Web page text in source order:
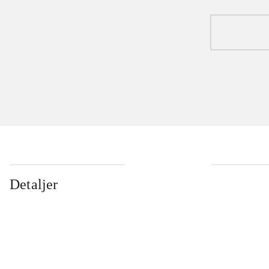
Detaljer